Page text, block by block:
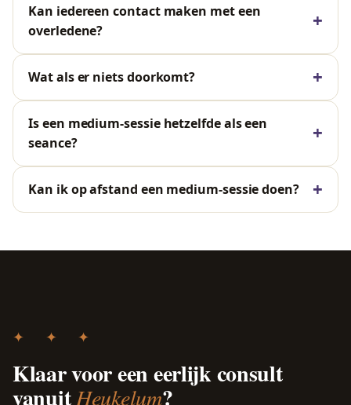
Kan iedereen contact maken met een
overledene?
Wat als er niets doorkomt?
Is een medium-sessie hetzelfde als een
seance?
Kan ik op afstand een medium-sessie doen?
✦ ✦ ✦
Klaar voor een eerlijk consult
vanuitHeukelum?